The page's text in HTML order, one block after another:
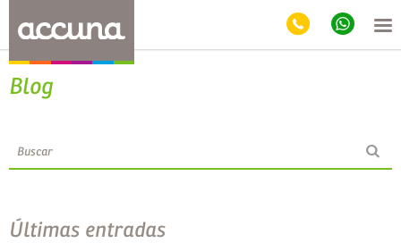
Blog
Últimas entradas